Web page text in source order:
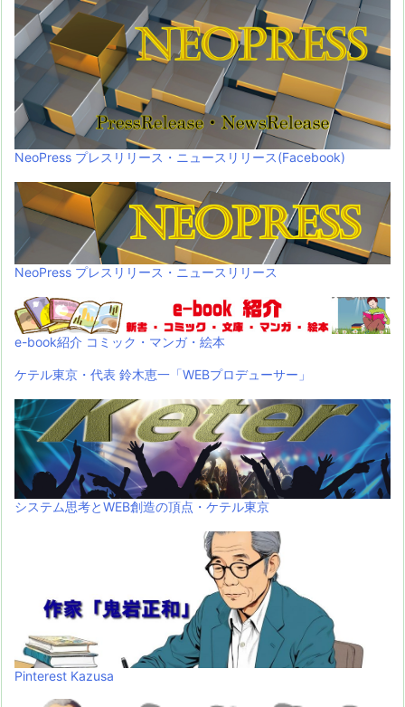
NeoPress プレスリリース・ニュースリリース(Facebook)
NeoPress プレスリリース・ニュースリリース
e-book紹介 コミック・マンガ・絵本
ケテル東京・代表 鈴木恵一「WEBプロデューサー」
システム思考とWEB創造の頂点・ケテル東京
Pinterest Kazusa